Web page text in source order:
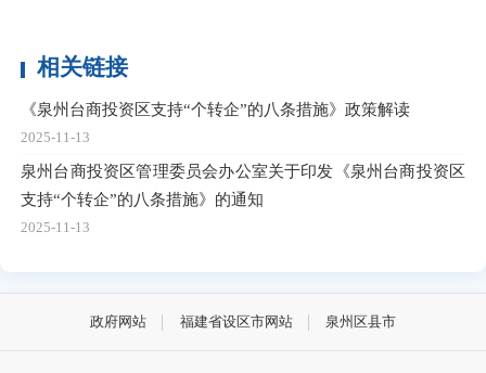
相关链接
《泉州台商投资区支持“个转企”的八条措施》政策解读
2025-11-13
泉州台商投资区管理委员会办公室关于印发《泉州台商投资区
支持“个转企”的八条措施》的通知
2025-11-13
政府网站 福建省设区市网站 泉州区县市